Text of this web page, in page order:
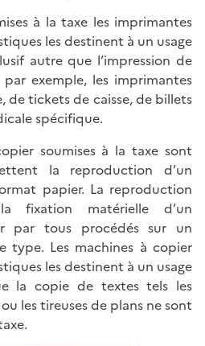
à la taxe les imprimantes
les destinent à un usage
autre que l’impression de
exemple, les imprimantes
de tickets de caisse, de billets
spécifique.
soumises à la taxe sont
la reproduction d’un
papier. La reproduction
fixation matérielle d’un
par tous procédés sur un
type. Les machines à copier
les destinent à un usage
la copie de textes tels les
les tireuses de plans ne sont